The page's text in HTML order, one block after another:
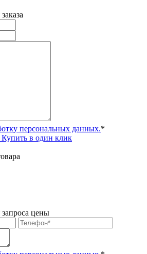
персональных данных.*
Купить в один клик
цены